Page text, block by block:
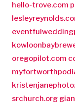
hello-trove.com
oregopilot.com
srchurch.org